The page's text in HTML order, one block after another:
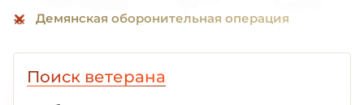
Демянская оборонительная операция
Поиск ветерана